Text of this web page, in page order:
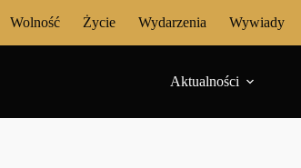
Wolność Życie Wydarzenia Wywiady
Aktualności